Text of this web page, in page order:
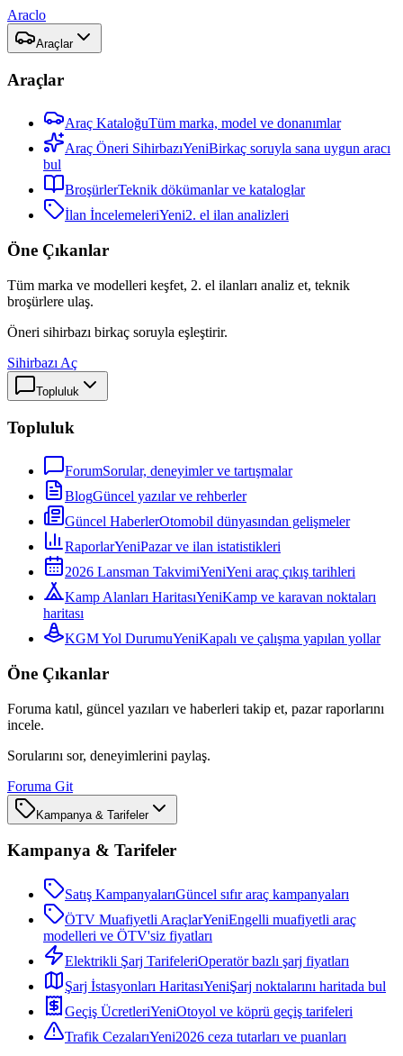
Araclo
Araçlar
Araçlar
Araç KataloğuTüm marka, model ve donanımlar
Araç Öneri SihirbazıYeniBirkaç soruyla sana uygun aracı
bul
BroşürlerTeknik dökümanlar ve kataloglar
İlan İncelemeleriYeni2. el ilan analizleri
Öne Çıkanlar
Tüm marka ve modelleri keşfet, 2. el ilanları analiz et, teknik
broşürlere ulaş.
Öneri sihirbazı birkaç soruyla eşleştirir.
Sihirbazı Aç
Topluluk
Topluluk
ForumSorular, deneyimler ve tartışmalar
BlogGüncel yazılar ve rehberler
Güncel HaberlerOtomobil dünyasından gelişmeler
RaporlarYeniPazar ve ilan istatistikleri
2026 Lansman TakvimiYeniYeni araç çıkış tarihleri
Kamp Alanları HaritasıYeniKamp ve karavan noktaları
haritası
KGM Yol DurumuYeniKapalı ve çalışma yapılan yollar
Öne Çıkanlar
Foruma katıl, güncel yazıları ve haberleri takip et, pazar raporlarını
incele.
Sorularını sor, deneyimlerini paylaş.
Foruma Git
Kampanya & Tarifeler
Kampanya & Tarifeler
Satış KampanyalarıGüncel sıfır araç kampanyaları
ÖTV Muafiyetli AraçlarYeniEngelli muafiyetli araç
modelleri ve ÖTV'siz fiyatları
Elektrikli Şarj TarifeleriOperatör bazlı şarj fiyatları
Şarj İstasyonları HaritasıYeniŞarj noktalarını haritada bul
Geçiş ÜcretleriYeniOtoyol ve köprü geçiş tarifeleri
Trafik CezalarıYeni2026 ceza tutarları ve puanları